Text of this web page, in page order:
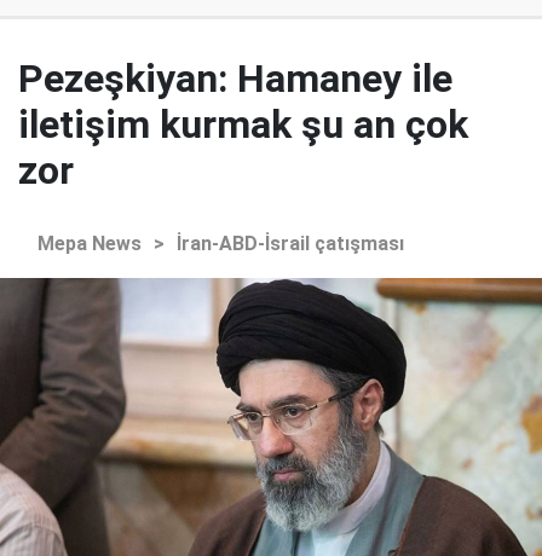
Pezeşkiyan: Hamaney ile
iletişim kurmak şu an çok
zor
Mepa News > İran-ABD-İsrail çatışması